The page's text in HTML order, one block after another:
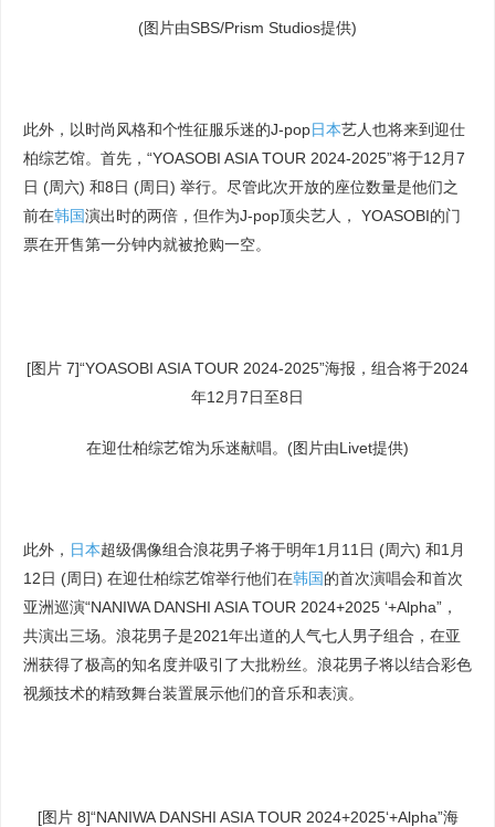
(图片由SBS/Prism Studios提供)
此外，以时尚风格和个性征服乐迷的J-pop日本艺人也将来到迎仕
柏综艺馆。首先，“YOASOBI ASIA TOUR 2024-2025”将于12月7
日 (周六) 和8日 (周日) 举行。尽管此次开放的座位数量是他们之
前在韩国演出时的两倍，但作为J-pop顶尖艺人， YOASOBI的门
票在开售第一分钟内就被抢购一空。
[图片 7]“YOASOBI ASIA TOUR 2024-2025”海报，组合将于2024
年12月7日至8日
在迎仕柏综艺馆为乐迷献唱。(图片由Livet提供)
此外， 日本超级偶像组合浪花男子将于明年1月11日 (周六) 和1月
12日 (周日) 在迎仕柏综艺馆举行他们在韩国的首次演唱会和首次
亚洲巡演“NANIWA DANSHI ASIA TOUR 2024+2025 ‘+Alpha”，
共演出三场。浪花男子是2021年出道的人气七人男子组合，在亚
洲获得了极高的知名度并吸引了大批粉丝。浪花男子将以结合彩色
视频技术的精致舞台装置展示他们的音乐和表演。
[图片 8]“NANIWA DANSHI ASIA TOUR 2024+2025‘+Alpha”海